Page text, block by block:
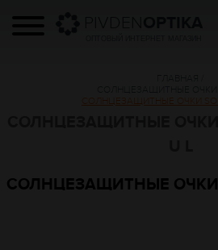
СОЛНЦЕЗАЩИТНЫЕ ОЧКИ
СОЛНЦЕЗАЩИТНЫЕ ОЧКИ